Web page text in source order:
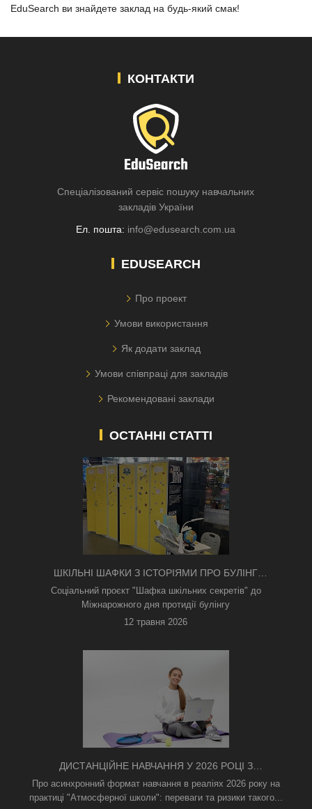
EduSearch ви знайдете заклад на будь-який смак!
КОНТАКТИ
Спеціалізований сервіс пошуку навчальних
закладів України
Ел. пошта: info@edusearch.com.ua
EDUSEARCH
Про проект
Умови використання
Як додати заклад
Умови співпраці для закладів
Рекомендовані заклади
ОСТАННІ СТАТТІ
ШКІЛЬНІ ШАФКИ З ІСТОРІЯМИ ПРО БУЛІНГ
З'ЯВИЛИСЯ В КИЄВІ
Соціальний проєкт "Шафка шкільних секретів" до
Міжнарожного дня протидії булінгу
12 травня 2026
ДИСТАНЦІЙНЕ НАВЧАННЯ У 2026 РОЦІ З
ТРИВОГАМИ ТА БЕЗ СВІТЛА: ЯК АСИНХРОННИЙ
ФОРМАТ РЯТУЄ ОСВІТНІЙ ПРОЦЕС
Про асинхронний формат навчання в реаліях 2026 року на
практиці "Атмосферної школи": переваги та ризики такого...